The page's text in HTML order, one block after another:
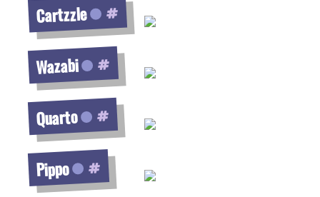
Cartzzle
Wazabi
Quarto
Pippo